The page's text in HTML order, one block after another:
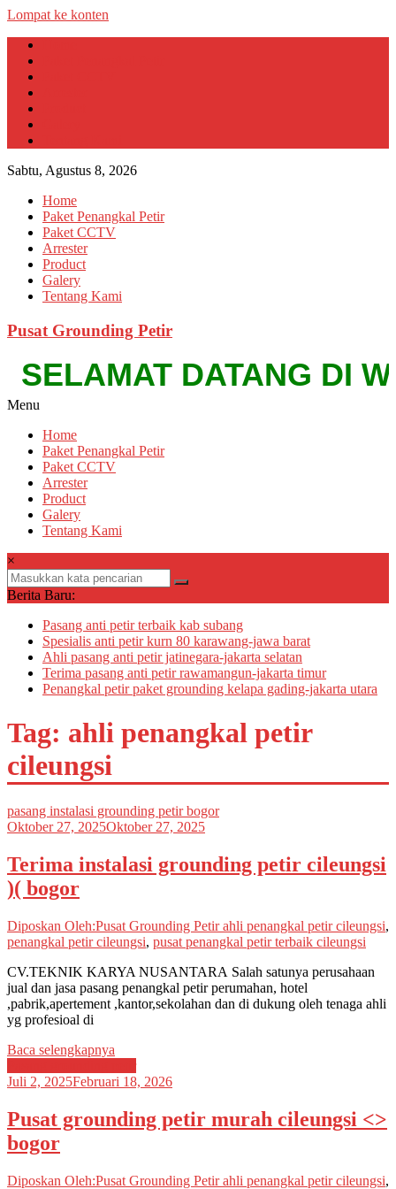
Lompat ke konten
Sabtu, Agustus 8, 2026
Home
Paket Penangkal Petir
Paket CCTV
Arrester
Product
Galery
Tentang Kami
Pusat Grounding Petir
SELAMAT DATANG DI
Menu
Home
Paket Penangkal Petir
Paket CCTV
Arrester
Product
Galery
Tentang Kami
×
Berita Baru:
Pasang anti petir terbaik kab subang
Spesialis anti petir kurn 80 karawang-jawa barat
Ahli pasang anti petir jatinegara-jakarta selatan
Terima pasang anti petir rawamangun-jakarta timur
Penangkal petir paket grounding kelapa gading-jakarta utara
Tag: ahli penangkal petir
cileungsi
pasang instalasi grounding petir bogor
Oktober 27, 2025Oktober 27, 2025
Terima instalasi grounding petir cileungsi
)( bogor
Diposkan Oleh:Pusat Grounding Petirahli penangkal petir cileungsi,
penangkal petir cileungsi, pusat penangkal petir terbaik cileungsi
CV.TEKNIK KARYA NUSANTARA Salah satunya perusahaan
jual dan jasa pasang penangkal petir perumahan, hotel
,pabrik,apertement ,kantor,sekolahan dan di dukung oleh tenaga ahli
yg profesioal di
Baca selengkapnya
Juli 2, 2025Februari 18, 2026
Pusat grounding petir murah cileungsi <>
bogor
Diposkan Oleh:Pusat Grounding Petirahli penangkal petir cileungsi,